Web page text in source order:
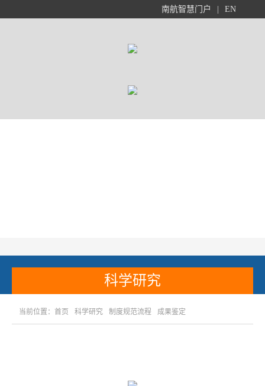
南航智慧门户 EN
科学研究
当前位置： 首页 科学研究 制度规范流程 成果鉴定